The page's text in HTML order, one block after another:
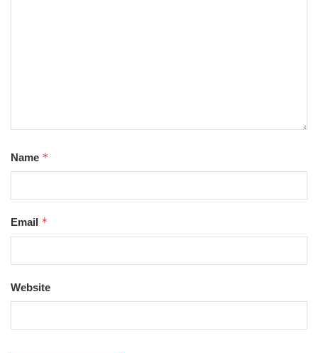
Name *
Email *
Website